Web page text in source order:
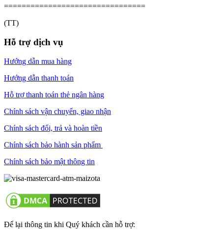
================================
(TT)
Hỗ trợ dịch vụ
Hướng dẫn mua hàng
Hướng dẫn thanh toán
Hỗ trợ thanh toán thẻ ngân hàng
Chính sách vận chuyển, giao nhận
Chính sách đổi, trả và hoàn tiền
Chính sách bảo hành sản phẩm
Chính sách bảo mật thông tin
Để lại thông tin khi Quý khách cần hỗ trợ: